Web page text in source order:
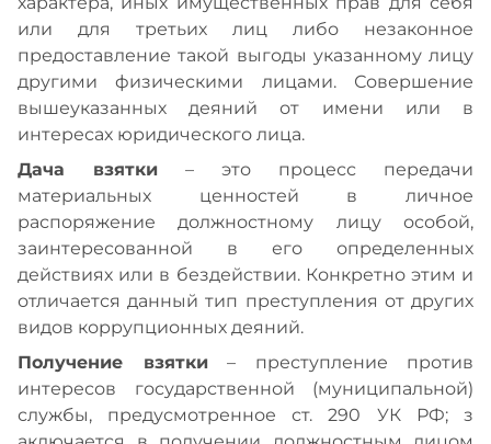
или для третьих лиц либо незаконное
предоставление такой выгоды указанному лицу
другими физическими лицами. Совершение
вышеуказанных деяний от имени или в
интересах юридического лица.
Дача взятки – это процесс передачи
материальных ценностей в личное
распоряжение должностному лицу особой,
заинтересованной в его определенных
действиях или в бездействии. Конкретно этим и
отличается данный тип преступления от других
видов коррупционных деяний.
Получение взятки– преступление против
интересов государственной (муниципальной)
службы, предусмотренное ст. 290 УК РФ; з